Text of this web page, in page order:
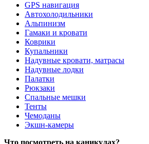
GPS навигация
Автохолодильники
Альпинизм
Гамаки и кровати
Коврики
Купальники
Надувные кровати, матрасы
Надувные лодки
Палатки
Рюкзаки
Спальные мешки
Тенты
Чемоданы
Экшн-камеры